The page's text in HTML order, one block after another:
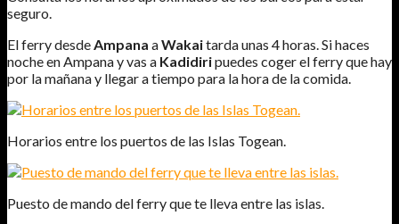
seguro.
El ferry desde Ampana aWakaitarda unas 4 horas. Si haces
noche en Ampana y vas a Kadidiripuedes coger el ferry que hay
por la mañana y llegar a tiempo para la hora de la comida.
Horarios entre los puertos de las Islas Togean.
Puesto de mando del ferry que te lleva entre las islas.